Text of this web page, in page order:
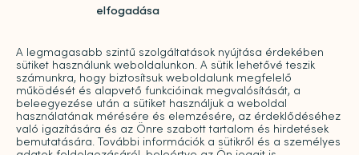
elfogadása
A legmagasabb szintű szolgáltatások nyújtása érdekében
sütiket használunk weboldalunkon. A sütik lehetővé teszik
számunkra, hogy biztosítsuk weboldalunk megfelelő
működését és alapvető funkcióinak megvalósítását, a
beleegyezése után a sütiket használjuk a weboldal
használatának mérésére és elemzésére, az érdeklődéséhez
való igazítására és az Önre szabott tartalom és hirdetések
bemutatására. További információk a sütikről és a személyes
díjazására
Sajtó
Pro bono
Árak
Kapcsolat